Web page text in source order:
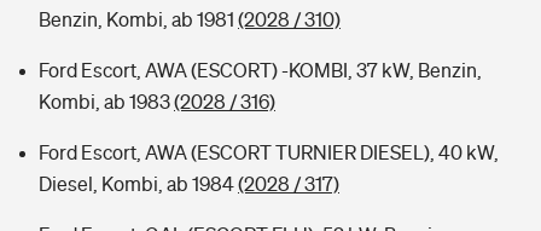
Benzin, Kombi, ab 1981 (2028 / 310)
Ford Escort, AWA (ESCORT) -KOMBI, 37 kW, Benzin,
Kombi, ab 1983(2028 / 316)
Ford Escort, AWA (ESCORT TURNIER DIESEL), 40 kW,
Diesel, Kombi, ab 1984(2028 / 317)